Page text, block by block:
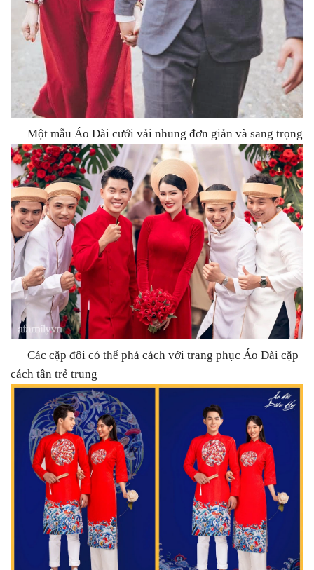
Một mẫu Áo Dài cưới vải nhung đơn giản và sang trọng
Các cặp đôi có thể phá cách với trang phục Áo Dài cặp
cách tân trẻ trung